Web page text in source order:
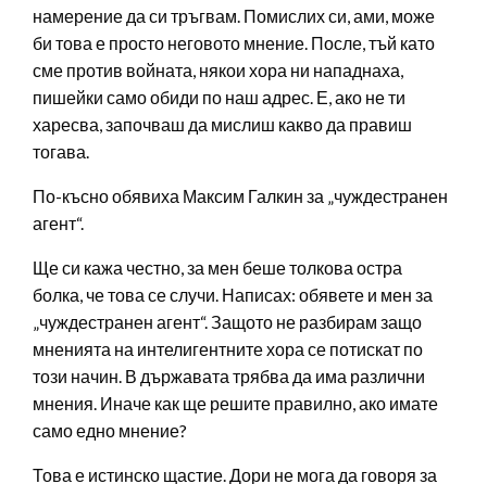
намерение да си тръгвам. Помислих си, ами, може
би това е просто неговото мнение. После, тъй като
сме против войната, някои хора ни нападнаха,
пишейки само обиди по наш адрес. Е, ако не ти
харесва, започваш да мислиш какво да правиш
тогава.
По-късно обявиха Максим Галкин за „чуждестранен
агент“.
Ще си кажа честно, за мен беше толкова остра
болка, че това се случи. Написах: обявете и мен за
„чуждестранен агент“. Защото не разбирам защо
мненията на интелигентните хора се потискат по
този начин. В държавата трябва да има различни
мнения. Иначе как ще решите правилно, ако имате
само едно мнение?
Това е истинско щастие. Дори не мога да говоря за